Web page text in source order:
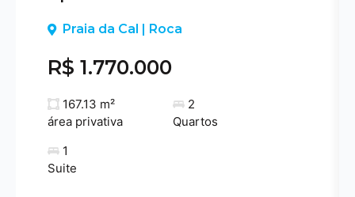
PreviousPraia da Cal | Roca
R$ 1.770.000
167.13 m²
área privativa
2
Quartos
1
Suite